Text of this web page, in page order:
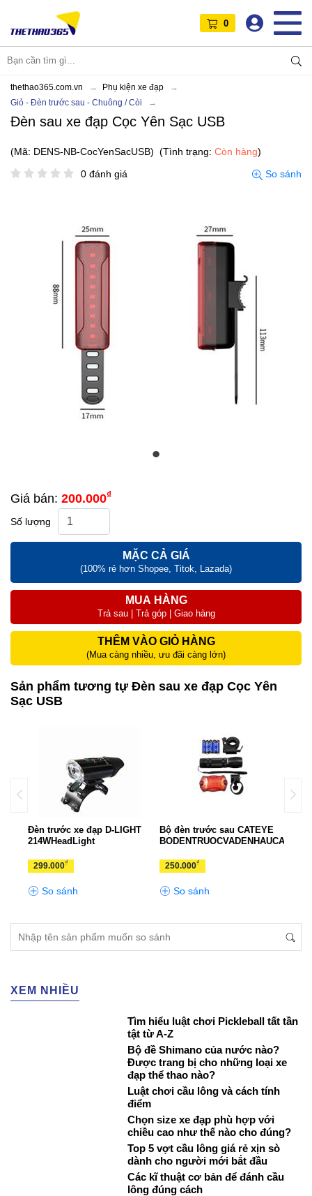
0
thethao365.com.vn
Phụ kiện xe đạp
Giỏ - Đèn trước sau - Chuông / Còi
Đèn sau xe đạp Cọc Yên Sạc USB
(Mã: DENS-NB-CocYenSacUSB) (Tình trạng: Còn hàng)
0 đánh giá
So sánh
Giá bán: 200.000₫
Số lượng
MẶC CẢ GIÁ
(100% rẻ hơn Shopee, Titok, Lazada)
MUA HÀNG
Trả sau | Trả góp | Giao hàng
THÊM VÀO GIỎ HÀNG
(Mua càng nhiều, ưu đãi càng lớn)
Sản phẩm tương tự Đèn sau xe đạp Cọc Yên
Sạc USB
Đèn trước xe đạp D-LIGHT
214WHeadLight
299.000₫
So sánh
Bộ đèn trước sau CATEYE
BODENTRUOCVADENHAUCATEYE
250.000₫
So sánh
XEM NHIỀU
Tìm hiểu luật chơi Pickleball tất tần
tật từ A-Z
Bộ đề Shimano của nước nào?
Được trang bị cho những loại xe
đạp thể thao nào?
Luật chơi cầu lông và cách tính
điểm
Chọn size xe đạp phù hợp với
chiều cao như thế nào cho đúng?
Top 5 vợt cầu lông giá rẻ xịn sò
dành cho người mới bắt đầu
Các kĩ thuật cơ bản để đánh cầu
lông đúng cách